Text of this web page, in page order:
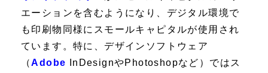
エーションを含むようになり、デジタル環境で
も印刷物同様にスモールキャピタルが使用され
ています。特に、デザインソフトウェア
（Adobe InDesignやPhotoshopなど）ではス